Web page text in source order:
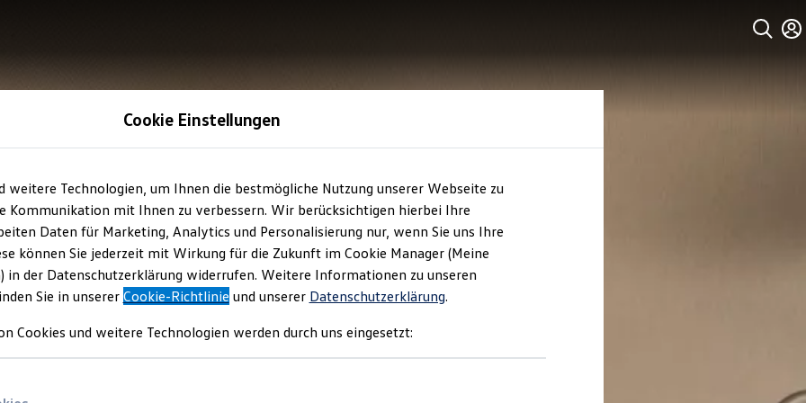
Cookie Einstellungen
weitere Technologien, um Ihnen die bestmögliche Nutzung unserer Webseite zu
Kommunikation mit Ihnen zu verbessern. Wir berücksichtigen hierbei Ihre
Daten für Marketing, Analytics und Personalisierung nur, wenn Sie uns Ihre
können Sie jederzeit mit Wirkung für die Zukunft im Cookie Manager (Meine
in der Datenschutzerklärung widerrufen. Weitere Informationen zu unseren
Sie in unsererCookie-Richtlinie und unserer Datenschutzerklärung.
Cookies und weitere Technologien werden durch uns eingesetzt: